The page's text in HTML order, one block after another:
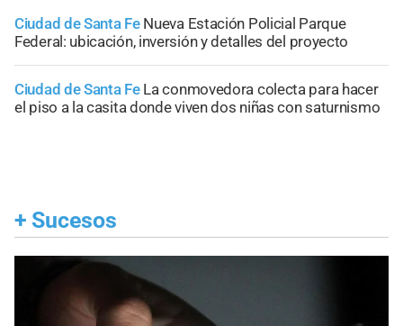
Ciudad de Santa Fe Nueva Estación Policial Parque
Federal: ubicación, inversión y detalles del proyecto
Ciudad de Santa Fe La conmovedora colecta para hacer
el piso a la casita donde viven dos niñas con saturnismo
+ Sucesos